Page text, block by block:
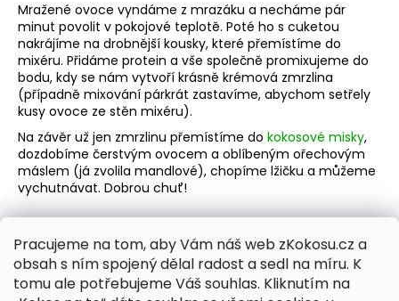
Pracujeme na tom, aby Vám náš web zKokosu.cz a
obsah s ním spojený dělal radost a sedl na míru. K
tomu ale potřebujeme Váš souhlas. Kliknutím na
Mražené ovoce vyndáme z mrazáku a necháme pár
minut povolit v pokojové teplotě. Poté ho s cuketou
nakrájíme na drobnější kousky, které přemístíme do
mixéru. Přidáme protein a vše společně promixujeme do
bodu, kdy se nám vytvoří krásně krémová zmrzlina
(případně mixování párkrát zastavíme, abychom setřely
kusy ovoce ze stěn mixéru).
Na závěr už jen zmrzlinu přemístíme do kokosové misky,
dozdobíme čerstvým ovocem a oblíbeným ořechovým
máslem (já zvolila mandlové), chopíme lžičku a můžeme
vychutnávat. Dobrou chuť!
PŘEDCHOZÍ ČLÁNEK DALŠÍ ČLÁNEK